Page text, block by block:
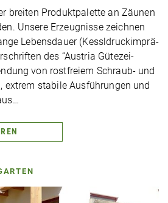
breiten Pro­dukt­pa­let­te an Zäunen
Unsere Erzeug­nis­se zeichnen
Lebens­dau­er (Kessl­druck­im­prä­
des “Austria Güte­zei­
von rost­frei­em Schraub- und
extrem stabile Aus­füh­run­gen und